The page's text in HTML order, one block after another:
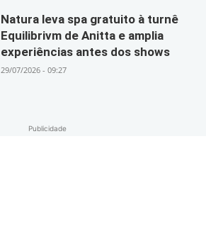
Natura leva spa gratuito à turnê
Equilibrivm de Anitta e amplia
experiências antes dos shows
29/07/2026 - 09:27
Publicidade